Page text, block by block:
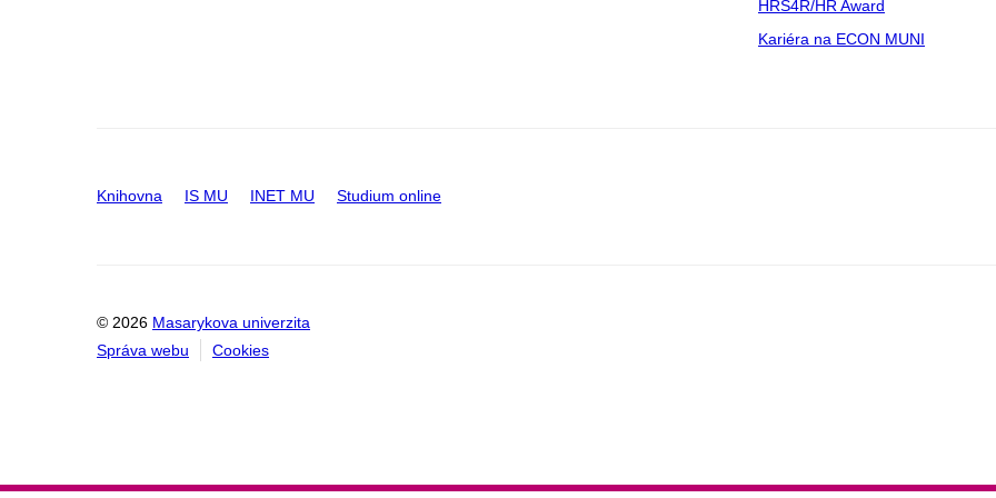
HRS4R/HR Award
Kariéra na ECON MUNI
Knihovna IS MU INET MU Studium online
© 2026 Masarykova univerzita
Správa webu
Cookies